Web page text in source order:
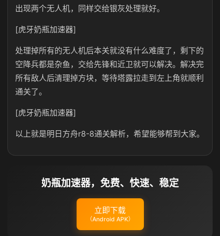
出现两个无人机，同样交给银灰处理就好。
[虎牙奶瓶加速器]
处理掉所有的无人机后本关就没有什么难度了，剩下的
空降兵都是杂鱼，交给先锋和近卫就可以解决。解决完
所有敌人后清理掉方块，等待塔露拉走到左上角就顺利
通关了。
[虎牙奶瓶加速器]
以上就是明日方舟r8-8通关解析，希望能够帮到大家。
奶瓶加速器，免费、快速、稳定
立即下载
（Android APK）